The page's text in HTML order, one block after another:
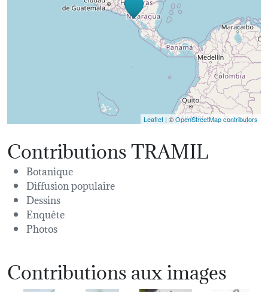
Leaflet | ©OpenStreetMap contributors
Contributions TRAMIL
Botanique
Diffusion populaire
Dessins
Enquête
Photos
Contributions aux images